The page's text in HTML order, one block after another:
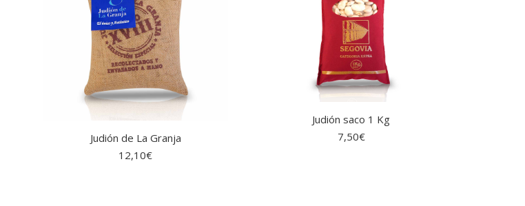
Judión de La Granja
12,10€
Judión saco 1 Kg
7,50€